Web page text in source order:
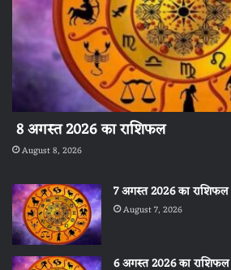
8 अगस्त 2026 का राशिफल
August 8, 2026
7 अगस्त 2026 का राशिफल
August 7, 2026
6 अगस्त 2026 का राशिफल